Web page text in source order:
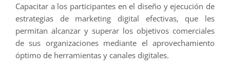
Capacitar a los participantes en el diseño y ejecución de
estrategias de marketing digital efectivas, que les
permitan alcanzar y superar los objetivos comerciales
de sus organizaciones mediante el aprovechamiento
óptimo de herramientas y canales digitales.